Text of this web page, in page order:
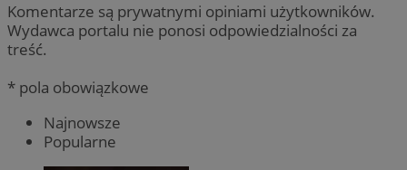
Komentarze są prywatnymi opiniami użytkowników.
Wydawca portalu nie ponosi odpowiedzialności za
treść.
* pola obowiązkowe
Najnowsze
Popularne